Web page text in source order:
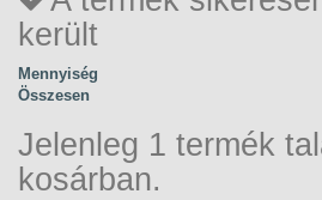
került
Mennyiség
Összesen
Jelenleg 1 termék
kosárban.